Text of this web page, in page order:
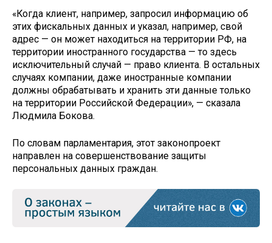
«Когда клиент, например, запросил информацию об
этих фискальных данных и указал, например, свой
адрес — он может находиться на территории РФ, на
территории иностранного государства — то здесь
исключительный случай — право клиента. В остальных
случаях компании, даже иностранные компании
должны обрабатывать и хранить эти данные только
на территории Российской Федерации», — сказала
Людмила Бокова.
По словам парламентария, этот законопроект
направлен на совершенствование защиты
персональных данных граждан.